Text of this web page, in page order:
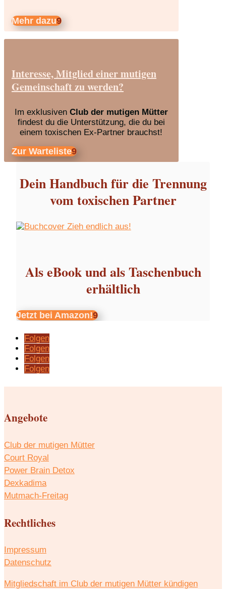
Mehr dazu
Interesse, Mitglied einer mutigen
Gemeinschaft zu werden?
Im exklusiven Club der mutigen Mütter
findest du die Unterstützung, die du bei
einem toxischen Ex-Partner brauchst!
Zur Warteliste
Dein Handbuch für die Trennung
vom toxischen Partner
Als eBook und als Taschenbuch
erhältlich
Jetzt bei Amazon!
Folgen
Folgen
Folgen
Folgen
Angebote
Club der mutigen Mütter
Court Royal
Power Brain Detox
Dexkadima
Mutmach-Freitag
Rechtliches
Impressum
Datenschutz
Mitgliedschaft im Club der mutigen Mütter kündigen